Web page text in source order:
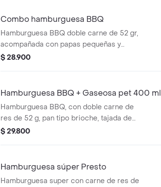
Combo hamburguesa BBQ
Hamburguesa BBQ doble carne de 52 gr,
acompañada con papas pequeñas y
bebida pet de 400 ml.
$ 28.900
Hamburguesa BBQ + Gaseosa pet 400 ml
Hamburguesa BBQ, con doble carne de
res de 52 g, pan tipo brioche, tajada de
queso cheddar, tomate, cebolla y lechuga
$ 29.800
Hamburguesa súper Presto
Hamburguesa super con carne de res de